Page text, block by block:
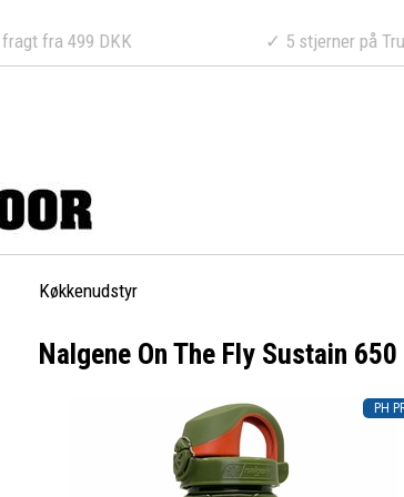
fragt fra 499 DKK ✓ 5 stjerner på
Køkkenudstyr
Nalgene On The Fly Sustain